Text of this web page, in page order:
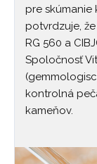
pre skúmanie
potvrdzuje,
RG 560 a
Spoločnosť
kontrolná
kameňov.